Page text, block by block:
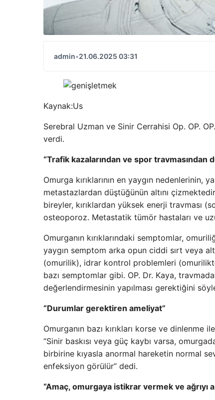
admin•21.06.2025 03:31
Kaynak:Us
Serebral Uzman ve Sinir Cerrahisi Op. OP.
verdi.
“Trafik kazalarından ve spor travmasından
Omurga kırıklarının en yaygın
metastazlardan düştüğünün altını
bireyler, kırıklardan yüksek enerji travması
osteoporoz. Metastatik tümör hastaları ve
Omurganın kırıklarındaki semptomlar,
yaygın semptom arka opun ciddi sırt veya
(omurilik), idrar kontrol problemleri
bazı semptomlar gibi. OP. Dr. Kaya,
değerlendirmesinin yapılması gerektiğini
“Durumlar gerektiren ameliyat”
Omurganın bazı kırıkları korse ve
“Sinir baskısı veya güç kaybı varsa,
birbirine kıyasla anormal hareketin normal
enfeksiyon görülür” dedi.
“Amaç, omurgaya istikrar vermek ve ağrıyı